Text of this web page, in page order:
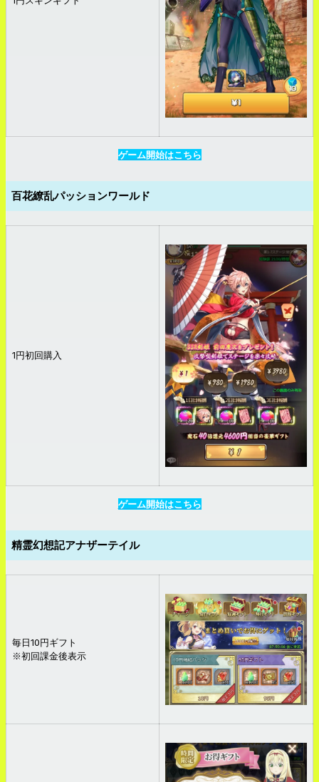
ゲーム開始はこちら
百花繚乱パッションワールド
1円初回購入
ゲーム開始はこちら
精霊幻想記アナザーテイル
毎日10円ギフト
※初回課金後表示